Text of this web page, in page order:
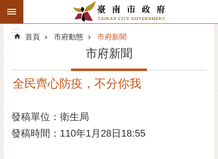
跳到主要內容區塊
搜
階
精彩府城
市府團隊
:::
:::
首頁 市府動態 市府新聞
市府新聞
全民齊心防疫，不分你我
發稿單位：衛生局
發稿時間：110年1月28日18:55